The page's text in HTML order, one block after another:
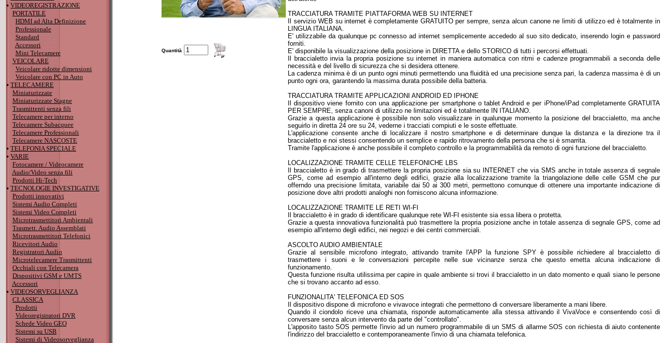
• VIDEOREGISTRAZIONE
PORTATILE
HDMI ad Alta Definizione
Professionale
Standard
Accessori
Mini Telecamere
VEICOLARE
Veicolare ridotte dimensioni
Veicolare con PC in Auto
• TELECAMERE
Miniaturizzate
Miniaturizzate Stagne
Trasmittenti senza fili
Telecamere per interno
Telecamere Subacquee
Telecamere Professionali
Telecamere NASCOSTE
• TELEFONIA SPECIALE
• VARIE
Fotocamere / Videocamere
Audio/Video senza fili
Prodotti Hi-Tech
• TECNOLOGIE INVESTIGATIVE
Prodotti innovativi
Sistemi Audio Completi
Sistemi Video Completi
Microtrasmettitori Ambientali
Trasmett. Audio Assemblati
Microtrasmettitori Telefonici
Ricevitori Audio
Registratori Audio
Microtelecamere Trasmittenti
Occhiali con Telecamera
Dispositivi GSM e UMTS
Accessori
• VIDEOSORVEGLIANZA
CLASSICA
Prodotti
Videoregistratori DVR
Schede Video GEO
Sistemi su USB
Sistemi di Videosorveglianza
Quantità
TRACCIATURA TRAMITE PIATTAFORMA WEB SU INTERNET
Il servizio WEB su internet è completamente GRATUITO per sempre, senza alcun canone ne limiti di utilizzo ed è totalmente in
LINGUA ITALIANA.
E' utilizzabile da qualunque pc connesso ad internet semplicemente accededo al suo sito dedicato, inserendo login e password
forniti.
E' disponibile la visualizzazione della posizione in DIRETTA e dello STORICO di tutti i percorsi effettuati.
Il braccialetto invia la propria posizione su internet in maniera automatica con ritmi e cadenze programmabili a seconda delle
necessità e del livello di sicurezza che si desidera ottenere.
La cadenza minima è di un punto ogni minuti permettendo una fluidità ed una precisione senza pari, la cadenza massima è di un
punto ogni ora, garantendo la massima durata possibile della batteria.
TRACCIATURA TRAMITE APPLICAZIONI ANDROID ED IPHONE
Il dispositivo viene fornito con una applicazione per smartphone o tablet Android e per iPhone/iPad completamente GRATUITA
PER SEMPRE, senza canoni di utilizzo ne limitazioni ed è totalmente IN ITALIANO.
Grazie a questa applicazione è possibile non solo visualizzare in qualunque momento la posizione del braccialetto, ma anche
seguirlo in diretta 24 ore su 24, vederne i tracciati compiuti e le soste effettuate.
L'applicazione consente anche di localizzare il nostro smartphone e di determinare dunque la distanza e la direzione tra il
braccialetto e noi stessi consentendo un semplice e rapido ritrovamento della persona che si è smarrita.
Tramite l'applicazione è anche possibile il completo controllo e la programmabilità da remoto di ogni funzione del braccialetto.
LOCALIZZAZIONE TRAMITE CELLE TELEFONICHE LBS
Il braccialetto è in grado di trasmettere la propria posizione sia su INTERNET che via SMS anche in totale assenza di segnale
GPS, come ad esempio all'interno degli edifici, grazie alla localizzazione tramite la triangolazione delle celle GSM che pur
offerndo una precisione limitata, variabile dai 50 ai 300 metri, permettono comunque di ottenere una importante indicazione di
posizione dove altri prodotti analoghi non forniscono alcuna informazione.
LOCALIZZAZIONE TRAMITE LE RETI WI-FI
Il braccialetto è in grado di identificare qualunque rete WI-FI esistente sia essa libera o protetta.
Grazie a questa innovatiova funzionalità può trasmettere la propria posizione anche in totale assenza di segnale GPS, come ad
esempio all'interno degli edifici, nei negozi e dei centri commerciali.
ASCOLTO AUDIO AMBIENTALE
Grazie al sensibile microfono integrato, attivando tramite l'APP la funzione SPY è possibile richiedere al braccialetto di
trasmettere i suoni e le conversazioni percepite nelle sue vicinanze senza che questo emetta alcuna indicazione di
funzionamento.
Questa funzione risulta utilissima per capire in quale ambiente si trovi il braccialetto in un dato momento e quali siano le persone
che si trovano accanto ad esso.
FUNZIONALITA' TELEFONICA ED SOS
Il dispositivo dispone di microfono e vivavoce integrati che permettono di conversare liberamente a mani libere.
Quando il ciondolo riceve una chiamata, risponde automaticamente alla stessa attivando il VivaVoce e consentendo così di
conversare senza alcun intervento da parte del "controllato".
L'apposito tasto SOS permette l'invio ad un numero programmabile di un SMS di allarme SOS con richiesta di aiuto contenente
l'indirizzo del braccialetto e contemporaneamente l'invio di una chiamata telefonica.